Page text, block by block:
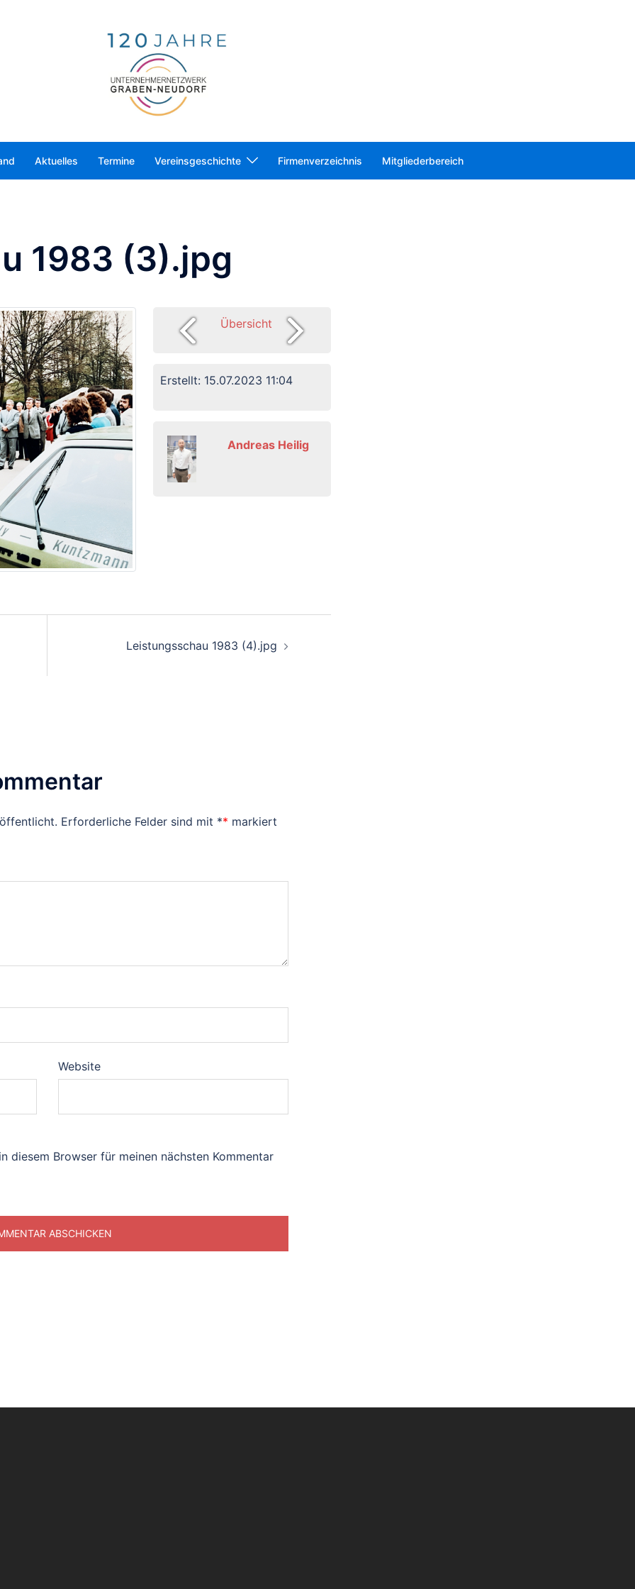
Aktuelles Termine Vereinsgeschichte Firmenverzeichnis Mitgliederbereich
1983 (3).jpg
Übersicht
Erstellt: 15.07.2023 11:04
Andreas Heilig
Leistungsschau 1983 (4).jpg
Erforderliche Felder sind mit * markiert
Website
diesem Browser für meinen nächsten Kommentar